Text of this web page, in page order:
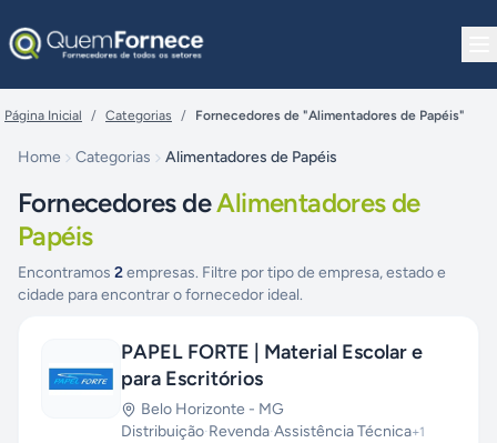
Página Inicial / Categorias / Fornecedores de "Alimentadores de Papéis"
Home Categorias Alimentadores de Papéis
Fornecedores deAlimentadores de
Papéis
Encontramos 2empresas. Filtre por tipo de empresa, estado e
cidade para encontrar o fornecedor ideal.
PAPEL FORTE | Material Escolar e
para Escritórios
Belo Horizonte - MG
Distribuição·Revenda·Assistência Técnica+1